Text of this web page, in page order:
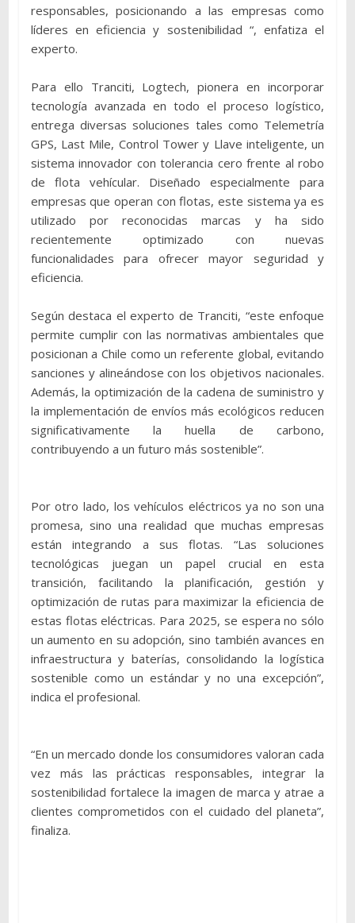
responsables, posicionando a las empresas como
líderes en eficiencia y sostenibilidad “, enfatiza el
experto.
Para ello Tranciti, Logtech, pionera en incorporar
tecnología avanzada en todo el proceso logístico,
entrega diversas soluciones tales como Telemetría
GPS, Last Mile, Control Tower y Llave inteligente, un
sistema innovador con tolerancia cero frente al robo
de flota vehícular. Diseñado especialmente para
empresas que operan con flotas, este sistema ya es
utilizado por reconocidas marcas y ha sido
recientemente optimizado con nuevas
funcionalidades para ofrecer mayor seguridad y
eficiencia.
Según destaca el experto de Tranciti, “este enfoque
permite cumplir con las normativas ambientales que
posicionan a Chile como un referente global, evitando
sanciones y alineándose con los objetivos nacionales.
Además, la optimización de la cadena de suministro y
la implementación de envíos más ecológicos reducen
significativamente la huella de carbono,
contribuyendo a un futuro más sostenible”.
Por otro lado, los vehículos eléctricos ya no son una
promesa, sino una realidad que muchas empresas
están integrando a sus flotas. “Las soluciones
tecnológicas juegan un papel crucial en esta
transición, facilitando la planificación, gestión y
optimización de rutas para maximizar la eficiencia de
estas flotas eléctricas. Para 2025, se espera no sólo
un aumento en su adopción, sino también avances en
infraestructura y baterías, consolidando la logística
sostenible como un estándar y no una excepción”,
indica el profesional.
“En un mercado donde los consumidores valoran cada
vez más las prácticas responsables, integrar la
sostenibilidad fortalece la imagen de marca y atrae a
clientes comprometidos con el cuidado del planeta”,
finaliza.